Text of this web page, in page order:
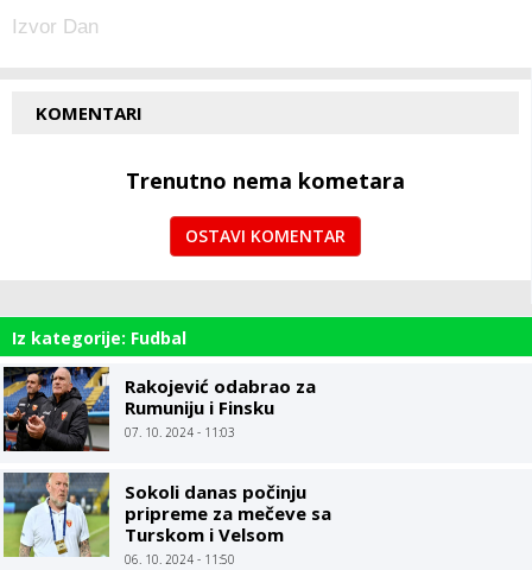
Izvor Dan
KOMENTARI
Trenutno nema kometara
OSTAVI KOMENTAR
Iz kategorije: Fudbal
Rakojević odabrao za
Rumuniju i Finsku
07. 10. 2024 - 11:03
Sokoli danas počinju
pripreme za mečeve sa
Turskom i Velsom
06. 10. 2024 - 11:50